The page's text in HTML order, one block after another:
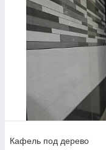
Кафель под дерево